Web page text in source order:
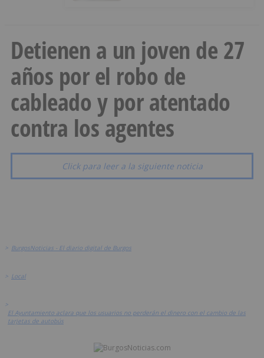
Detienen a un joven de 27
años por el robo de
cableado y por atentado
contra los agentes
Click para leer a la siguiente noticia
> BurgosNoticias - El diario digital de Burgos
> Local
>
El Ayuntamiento aclara que los usuarios no perderán el dinero con el cambio de las
tarjetas de autobús